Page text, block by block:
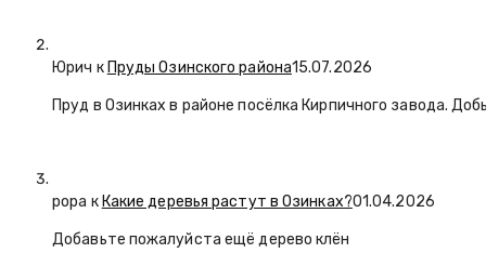
Юрич к Пруды Озинского района15.07.2026
Пруд в Озинках в районе посёлка Кирпичного завода.
popa к Какие деревья растут в Озинках?01.04.2026
Добавьте пожалуйста ещё дерево клён